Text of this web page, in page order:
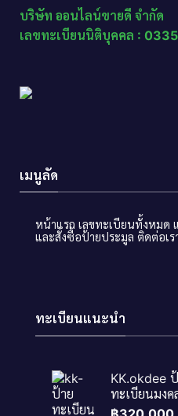
บริษัท ออนไลน์ขายดี จำกัด
เลขทะเบียนนิติบุคคล :
เมนูลัด
หน้าแรก เลขทะเบียนทั้งหมด
และสั่งซื้อป้ายประมูล ติดต่อเร
ทะเบียนแนะนำ
KK.okdee
ทะเบียนมงค